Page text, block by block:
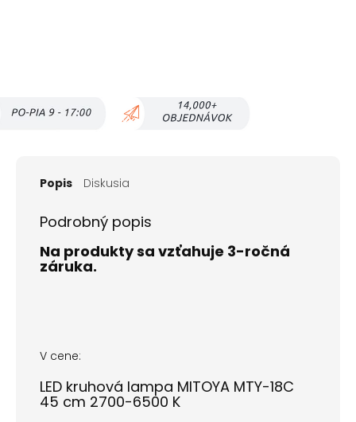
Popis Diskusia
Podrobný popis
Na produkty sa vzťahuje 3-ročná
záruka.
V cene:
LED kruhová lampa MITOYA MTY-18C
45 cm 2700-6500 K